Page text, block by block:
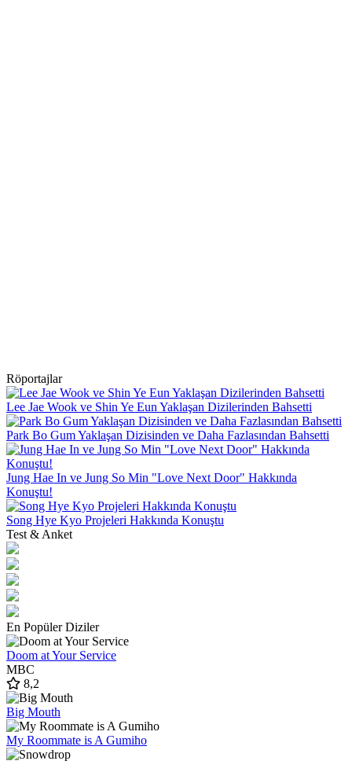
Röportajlar
Lee Jae Wook ve Shin Ye Eun Yaklaşan Dizilerinden Bahsetti
Park Bo Gum Yaklaşan Dizisinden ve Daha Fazlasından Bahsetti
Jung Hae In ve Jung So Min "Love Next Door" Hakkında
Konuştu!
Song Hye Kyo Projeleri Hakkında Konuştu
Test & Anket
En Popüler Diziler
Doom at Your Service
MBC
8,2
Big Mouth
My Roommate is A Gumiho